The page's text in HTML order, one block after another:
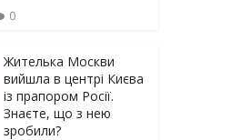
0
Жителька Москви
вийшла в центрі Києва
із прапором Росії.
Знаєте, що з нею
зробили?